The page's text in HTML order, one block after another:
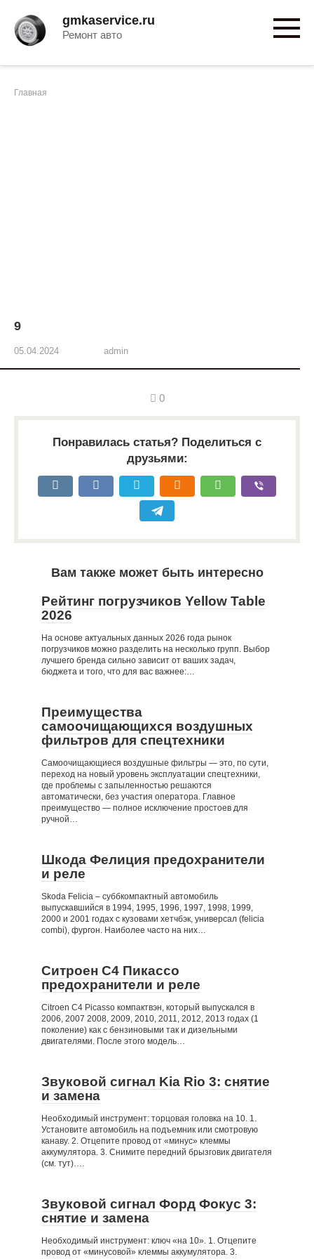
контенту
gmkaservice.ru
Ремонт авто
Главная
9
05.04.2024 admin
0
Понравилась статья? Поделиться с
друзьями:
Вам также может быть интересно
Рейтинг погрузчиков Yellow Table
2026
На основе актуальных данных 2026 года рынок
погрузчиков можно разделить на несколько групп. Выбор
лучшего бренда сильно зависит от ваших задач,
бюджета и того, что для вас важнее:…
Преимущества
самоочищающихся воздушных
фильтров для спецтехники
Самоочищающиеся воздушные фильтры — это, по сути,
переход на новый уровень эксплуатации спецтехники,
где проблемы с запыленностью решаются
автоматически, без участия оператора. Главное
преимущество — полное исключение простоев для
ручной…
Шкода Фелиция предохранители
и реле
Skoda Felicia – суббкомпактный автомобиль
выпускавшийся в 1994, 1995, 1996, 1997, 1998, 1999,
2000 и 2001 годах с кузовами хетчбэк, универсал (felicia
combi), фургон. Наиболее часто на них…
Ситроен С4 Пикассо
предохранители и реле
Citroen C4 Picasso компактвэн, который выпускался в
2006, 2007 2008, 2009, 2010, 2011, 2012, 2013 годах (1
поколение) как с бензиновыми так и дизельными
двигателями. После этого модель…
Звуковой сигнал Kia Rio 3: снятие
и замена
Необходимый инструмент: торцовая головка на 10. 1.
Установите автомобиль на подъемник или смотровую
канаву. 2. Отцепите провод от «минус» клеммы
аккумулятора. 3. Снимите передний брызговик двигателя
(см. тут)….
Звуковой сигнал Форд Фокус 3:
снятие и замена
Необходимый инструмент: ключ «на 10». 1. Отцепите
провод от «минусовой» клеммы аккумулятора. 3.